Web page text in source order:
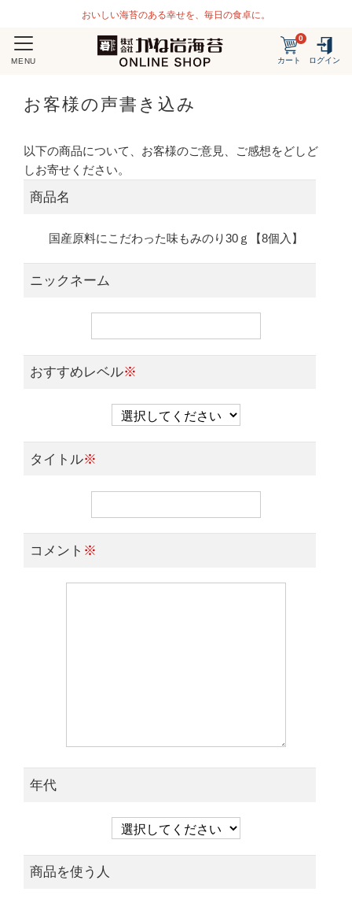
おいしい海苔のある幸せを、毎日の食卓に。
MENU カート
0
ログイン
お客様の声書き込み
以下の商品について、お客様のご意見、ご感想をどしど
しお寄せください。
商品名
国産原料にこだわった味もみのり30ｇ【8個入】
ニックネーム
おすすめレベル※
タイトル※
コメント ※
年代
商品を使う人